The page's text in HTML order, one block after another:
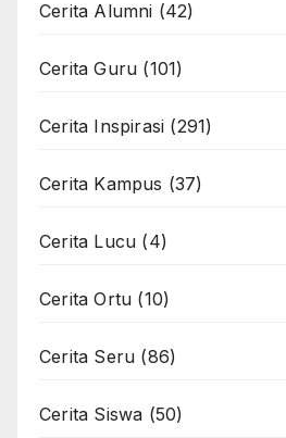
Cerita Alumni (42)
Cerita Guru (101)
Cerita Inspirasi (291)
Cerita Kampus (37)
Cerita Lucu (4)
Cerita Ortu (10)
Cerita Seru (86)
Cerita Siswa (50)